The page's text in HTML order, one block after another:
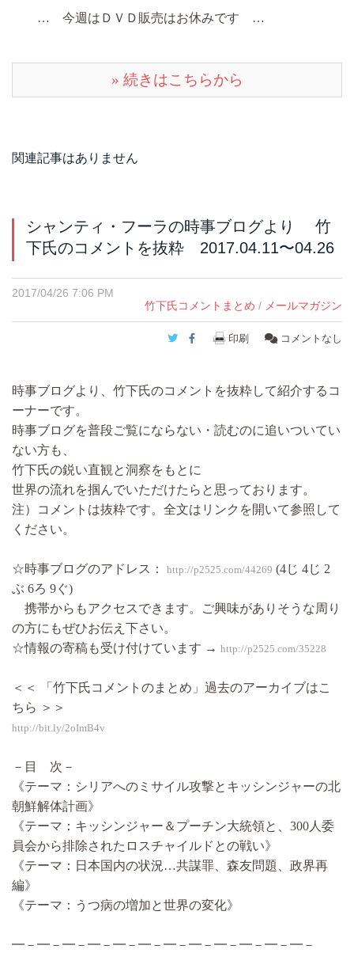
… 今週はＤＶＤ販売はお休みです …
» 続きはこちらから
関連記事はありません
シャンティ・フーラの時事ブログより 竹
下氏のコメントを抜粋 2017.04.11〜04.26
2017/04/26 7:06 PM
竹下氏コメントまとめ / メールマガジン
Twitter
Facebook
印刷 コメントなし
時事ブログより、竹下氏のコメントを抜粋して紹介するコ
ーナーです。
時事ブログを普段ご覧にならない・読むのに追いついてい
ない方も、
竹下氏の鋭い直観と洞察をもとに
世界の流れを掴んでいただけたらと思っております。
注）コメントは抜粋です。全文はリンクを開いて参照して
ください。
☆時事ブログのアドレス： http://p2525.com/44269 (4じ 4じ 2
ぶ 6ろ 9ぐ)
携帯からもアクセスできます。ご興味がありそうな周り
の方にもぜひお伝え下さい。
☆情報の寄稿も受け付けています → http://p2525.com/35228
＜＜ 「竹下氏コメントのまとめ」過去のアーカイブはこ
ちら ＞＞
http://bit.ly/2oImB4v
－目 次－
《テーマ：シリアへのミサイル攻撃とキッシンジャーの北
朝鮮解体計画》
《テーマ：キッシンジャー＆プーチン大統領と、300人委
員会から排除されたロスチャイルドとの戦い》
《テーマ：日本国内の状況…共謀罪、森友問題、政界再
編》
《テーマ：うつ病の増加と世界の変化》
━－━－━－━－━－━－━－━－━－━－━－━－